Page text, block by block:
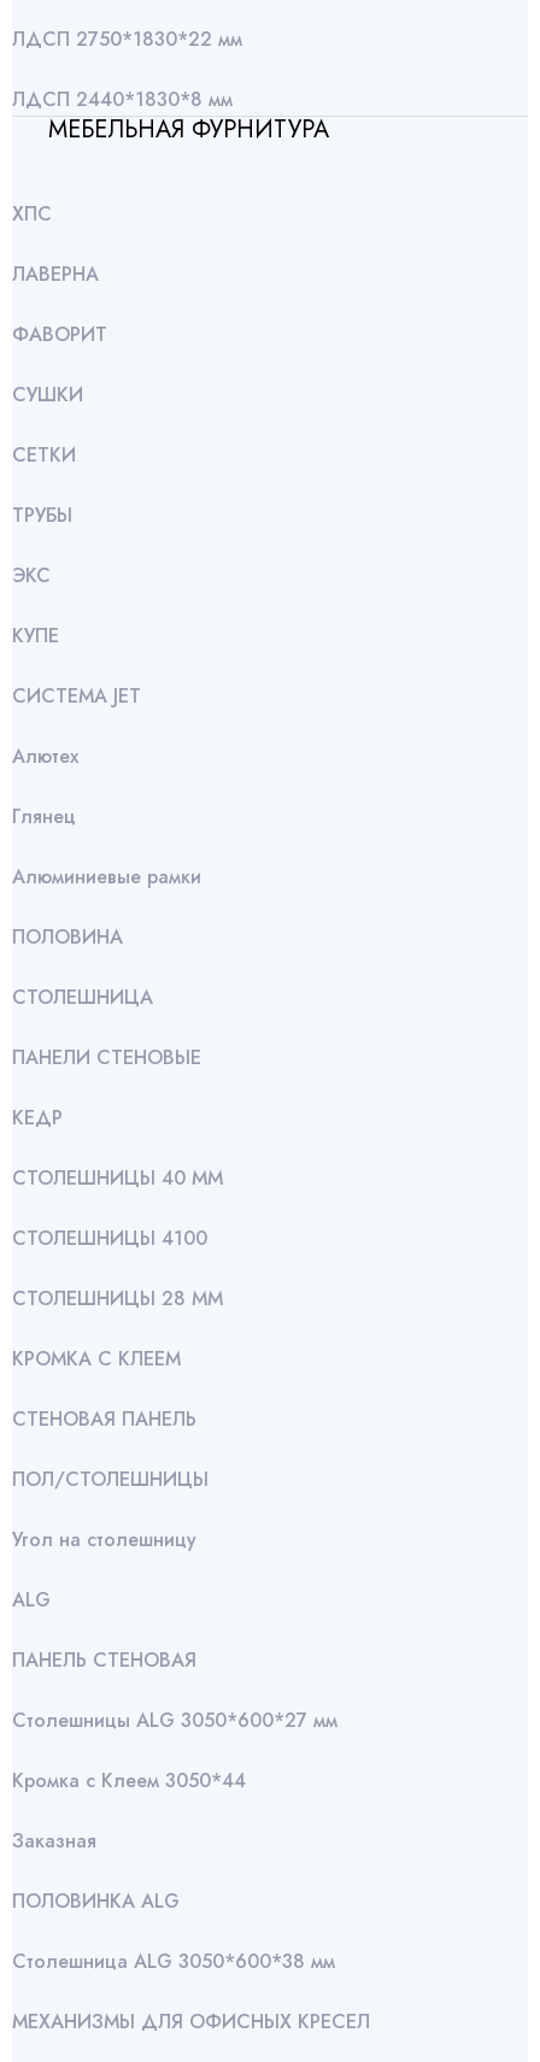
ЛДСП 2750*1830*22 мм
ЛДСП 2440*1830*8 мм
МЕБЕЛЬНАЯ ФУРНИТУРА
ХПС
ЛАВЕРНА
ФАВОРИТ
СУШКИ
СЕТКИ
ТРУБЫ
ЭКС
КУПЕ
СИСТЕМА JET
Алютех
Глянец
Алюминиевые рамки
ПОЛОВИНА
СТОЛЕШНИЦА
ПАНЕЛИ СТЕНОВЫЕ
КЕДР
СТОЛЕШНИЦЫ 40 ММ
СТОЛЕШНИЦЫ 4100
СТОЛЕШНИЦЫ 28 ММ
КРОМКА С КЛЕЕМ
СТЕНОВАЯ ПАНЕЛЬ
ПОЛ/СТОЛЕШНИЦЫ
Угол на столешницу
АLG
ПАНЕЛЬ СТЕНОВАЯ
Столешницы ALG 3050*600*27 мм
Кромка с Клеем 3050*44
Заказная
ПОЛОВИНКА ALG
Столешница ALG 3050*600*38 мм
МЕХАНИЗМЫ ДЛЯ ОФИСНЫХ КРЕСЕЛ